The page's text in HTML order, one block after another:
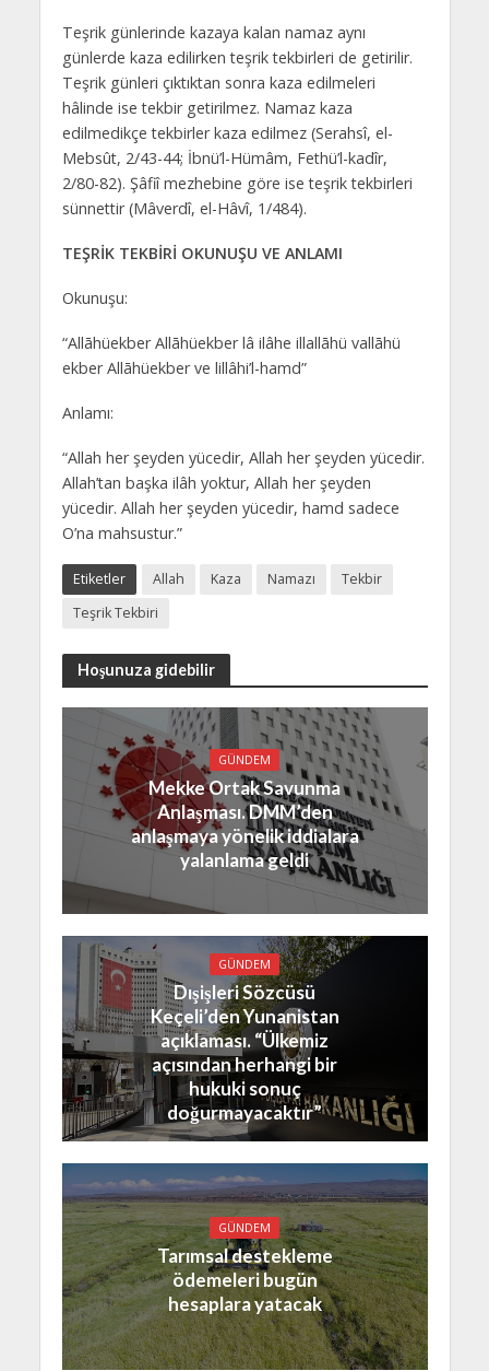
Teşrik günlerinde kazaya kalan namaz aynı
günlerde kaza edilirken teşrik tekbirleri de getirilir.
Teşrik günleri çıktıktan sonra kaza edilmeleri
hâlinde ise tekbir getirilmez. Namaz kaza
edilmedikçe tekbirler kaza edilmez (Serahsî, el-
Mebsût, 2/43-44; İbnü’l-Hümâm, Fethü’l-kadîr,
2/80-82). Şâfiî mezhebine göre ise teşrik tekbirleri
sünnettir (Mâverdî, el-Hâvî, 1/484).
TEŞRİK TEKBİRİ OKUNUŞU VE ANLAMI
Okunuşu:
“Allāhüekber Allāhüekber lâ ilâhe illallāhü vallāhü
ekber Allāhüekber ve lillâhi’l-hamd”
Anlamı:
“Allah her şeyden yücedir, Allah her şeyden yücedir.
Allah’tan başka ilâh yoktur, Allah her şeyden
yücedir. Allah her şeyden yücedir, hamd sadece
O’na mahsustur.”
Etiketler Allah Kaza Namazı
Tekbir
Teşrik Tekbiri
Hoşunuza gidebilir
GÜNDEM
Mekke Ortak Savunma
Anlaşması. DMM’den
anlaşmaya yönelik iddialara
yalanlama geldi
GÜNDEM
Dışişleri Sözcüsü
Keçeli’den Yunanistan
açıklaması. “Ülkemiz
açısından herhangi bir
hukuki sonuç
doğurmayacaktır”
GÜNDEM
Tarımsal destekleme
ödemeleri bugün
hesaplara yatacak